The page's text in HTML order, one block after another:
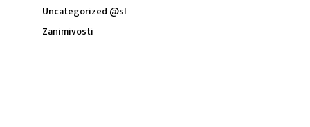
Uncategorized @sl
Zanimivosti